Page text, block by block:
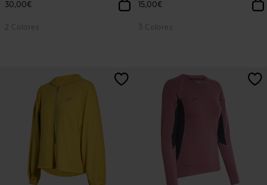
30,00€
2 Colores
15,00€
3 Colores